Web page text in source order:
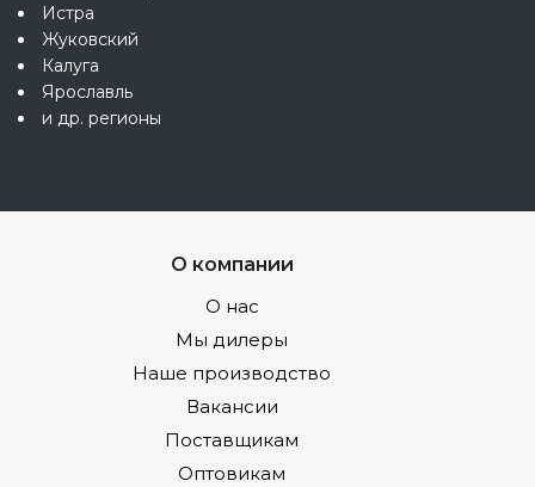
Истра
Жуковский
Калуга
Ярославль
и др. регионы
О компании
О нас
Мы дилеры
Наше производство
Вакансии
Поставщикам
Оптовикам